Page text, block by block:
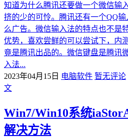
知道为什么腾讯还要做一个微信输
挤的少的可怜。腾讯还有一个QQ
么广告。微信输入法的特点也不是
优势，喜欢尝鲜的可以尝试下，内
竟是腾讯出品的。微信键盘是腾讯
入法...
2023年04月15日 电脑软件 暂无评论
文
Win7/Win10系统
解决方法